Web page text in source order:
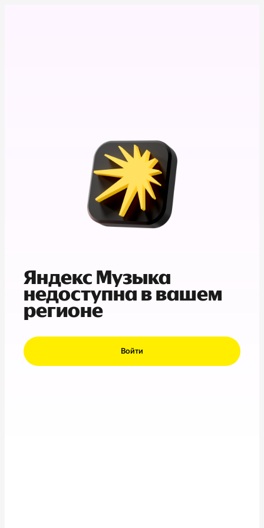
Яндекс Музыка
недоступна в вашем
регионе
Войти